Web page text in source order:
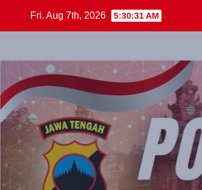
Fri. Aug 7th, 2026 5:30:32 AM